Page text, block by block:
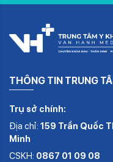
THÔNG TIN TRUNG
Trụ sở chính:
Địa chỉ: 159 Trần Quốc
Minh
CSKH: 0867 01 09 08